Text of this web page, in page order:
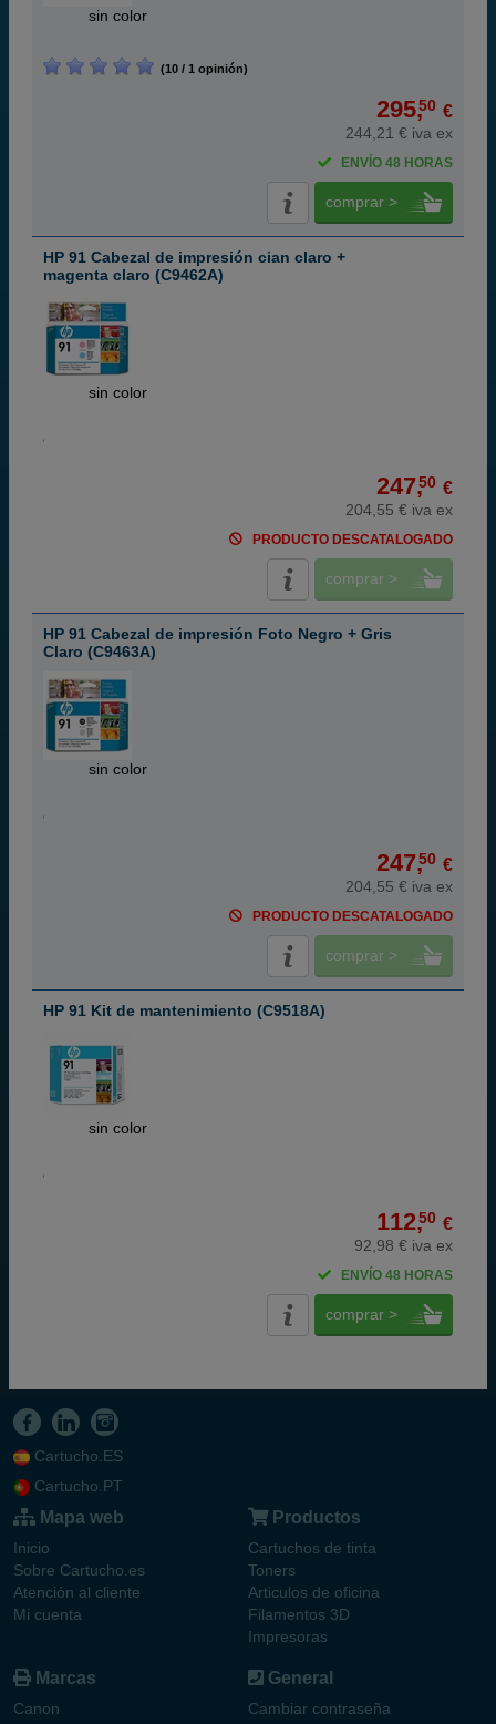
sin color
(10 / 1 opinión)
295,50 €
244,21 € iva ex
ENVÍO 48 HORAS
comprar >
HP 91 Cabezal de impresión cian claro +
magenta claro (C9462A)
sin color
247,50 €
204,55 € iva ex
PRODUCTO DESCATALOGADO
comprar >
HP 91 Cabezal de impresión Foto Negro + Gris
Claro (C9463A)
sin color
247,50 €
204,55 € iva ex
PRODUCTO DESCATALOGADO
comprar >
HP 91 Kit de mantenimiento (C9518A)
sin color
112,50 €
92,98 € iva ex
ENVÍO 48 HORAS
comprar >
Cartucho.ES
Cartucho.PT
Mapa web
Inicio
Sobre Cartucho.es
Atención al cliente
Mi cuenta
Productos
Cartuchos de tinta
Toners
Articulos de oficina
Filamentos 3D
Impresoras
Marcas
Canon
General
Cambiar contraseña